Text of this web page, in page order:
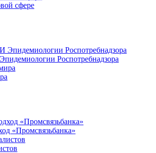
сфере
Роспотребнадзора
«Промсвязьбанка»